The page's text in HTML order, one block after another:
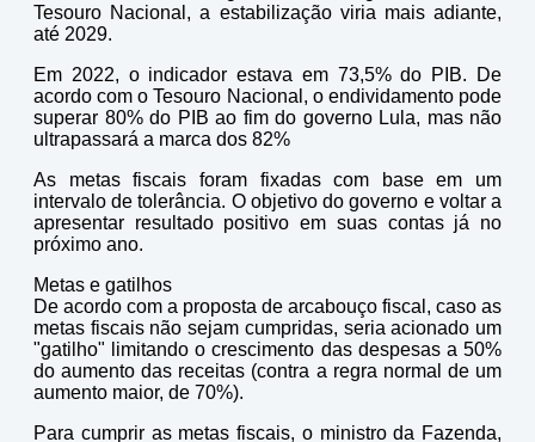
Tesouro Nacional, a estabilização viria mais adiante,
até 2029.
Em 2022, o indicador estava em 73,5% do PIB. De
acordo com o Tesouro Nacional, o endividamento pode
superar 80% do PIB ao fim do governo Lula, mas não
ultrapassará a marca dos 82%
As metas fiscais foram fixadas com base em um
intervalo de tolerância. O objetivo do governo e voltar a
apresentar resultado positivo em suas contas já no
próximo ano.
Metas e gatilhos
De acordo com a proposta de arcabouço fiscal, caso as
metas fiscais não sejam cumpridas, seria acionado um
"gatilho" limitando o crescimento das despesas a 50%
do aumento das receitas (contra a regra normal de um
aumento maior, de 70%).
Para cumprir as metas fiscais, o ministro da Fazenda,